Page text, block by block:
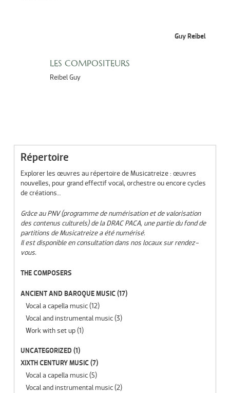
Guy Reibel
LES COMPOSITEURS
Reibel Guy
Répertoire
Explorer les œuvres au répertoire de Musicatreize : œuvres
nouvelles, pour grand effectif vocal, orchestre ou encore cycles
de créations…
Grâce au PNV (programme de numérisation et de valorisation
des contenus culturels) de la DRAC PACA, une partie du fond de
partitions de Musicatreize a été numérisé.
Il est disponible en consultation dans nos locaux sur rendez-
vous.
THE COMPOSERS
ANCIENT AND BAROQUE MUSIC(17)
Vocal a capella music(12)
Vocal and instrumental music(3)
Work with set up(1)
UNCATEGORIZED (1)
XIXTH CENTURY MUSIC(7)
Vocal a capella music(5)
Vocal and instrumental music(2)